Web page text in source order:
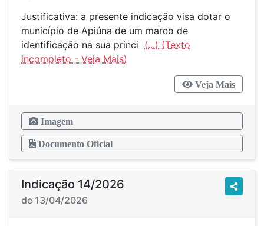
Justificativa: a presente indicação visa dotar o
município de Apiúna de um marco de
identificação na sua princi (...)
Veja Mais
Imagem
Documento Oficial
Indicação 14/2026
de 13/04/2026